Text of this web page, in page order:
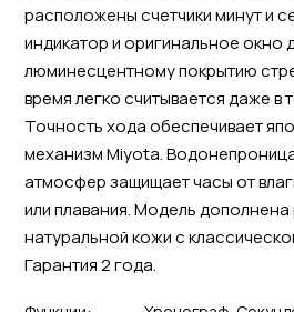
расположены счетчики минут и
индикатор и оригинальное окно
люминесцентному покрытию
время легко считывается даже в
Точность хода обеспечивает
механизм Miyota.
атмосфер защищает часы от
или плавания. Модель
натуральной кожи с
Гарантия 2 года.